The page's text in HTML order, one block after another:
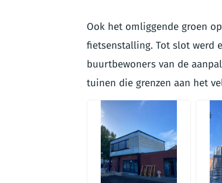
Ook het omliggende groen
fietsenstalling. Tot slot werd
buurtbewoners van de
tuinen die grenzen aan het